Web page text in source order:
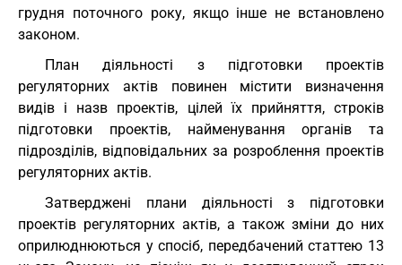
грудня поточного року, якщо інше не встановлено
законом.
План діяльності з підготовки проектів
регуляторних актів повинен містити визначення
видів і назв проектів, цілей їх прийняття, строків
підготовки проектів, найменування органів та
підрозділів, відповідальних за розроблення проектів
регуляторних актів.
Затверджені плани діяльності з підготовки
проектів регуляторних актів, а також зміни до них
оприлюднюються у спосіб, передбачений статтею 13